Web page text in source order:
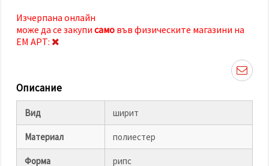
"Приеми
всички!"
или да
посочиш
като
"бисквитки"
и кликнеш
Изчерпана онлайн
може да се закупи само във физическите магазини на
ЕМ АРТ:
Описание
Вид ширит
Материал полиестер
Форма рипс